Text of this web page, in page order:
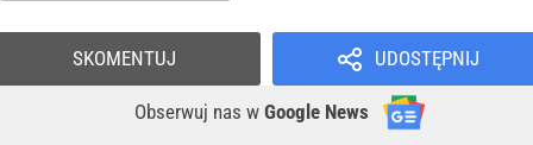
UDOSTĘPNIJ
Obserwuj nas w Google News
SKOMENTUJ